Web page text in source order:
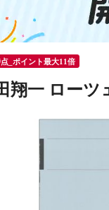
_ポイント最大11倍
翔一 ローツ